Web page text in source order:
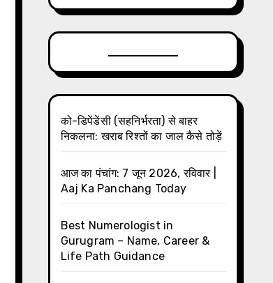
को-डिपेंडेंसी (सहनिर्भरता) से बाहर
निकलना: खराब रिश्तों का जाल कैसे तोड़ें
आज का पंचांग: 7 जून 2026, रविवार |
Aaj Ka Panchang Today
Best Numerologist in
Gurugram – Name, Career &
Life Path Guidance